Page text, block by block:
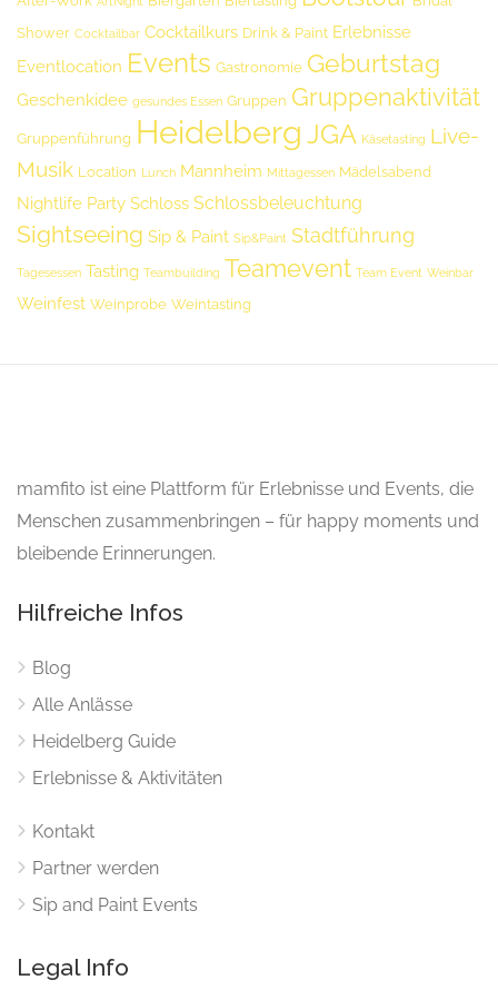
Shower Cocktailbar Cocktailkurs Drink & Paint Erlebnisse
Eventlocation Events Gastronomie Geburtstag
Geschenkidee gesundes Essen Gruppen Gruppenaktivität
Gruppenführung Heidelberg JGA Käsetasting Live-
Musik Location Lunch Mannheim Mittagessen Mädelsabend
Nightlife Party Schloss Schlossbeleuchtung
Sightseeing Sip & Paint Sip&Paint Stadtführung
Tagesessen Tasting Teambuilding Teamevent Team Event Weinbar
Weinfest Weinprobe Weintasting
mamfito ist eine Plattform für Erlebnisse und Events, die
Menschen zusammenbringen – für happy moments und
bleibende Erinnerungen.
Hilfreiche Infos
Blog
Alle Anlässe
Heidelberg Guide
Erlebnisse & Aktivitäten
Kontakt
Partner werden
Sip and Paint Events
Legal Info